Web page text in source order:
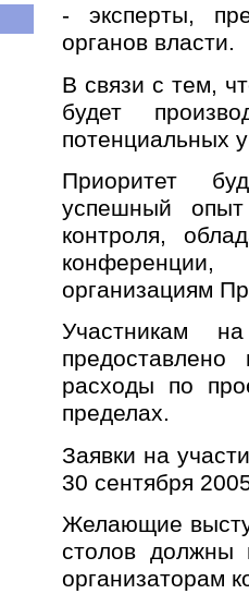
- эксперты,
органов власти.
В связи с тем,
будет
потенциальных
Приоритет
успешный опыт
контроля,
организациям
Участникам
расходы по
пределах.
Заявки на
30 сентября
Желающие
столов должны
организаторам